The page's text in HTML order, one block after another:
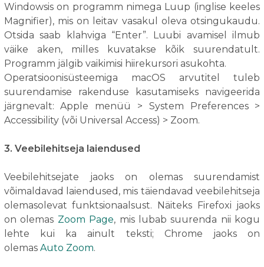
Windowsis on programm nimega Luup (inglise keeles
Magnifier), mis on leitav vasakul oleva otsingukaudu.
Otsida saab klahviga “Enter”. Luubi avamisel ilmub
väike aken, milles kuvatakse kõik suurendatult.
Programm jälgib vaikimisi hiirekursori asukohta.
Operatsioonisüsteemiga macOS arvutitel tuleb
suurendamise rakenduse kasutamiseks navigeerida
järgnevalt: Apple menüü > System Preferences >
Accessibility (või Universal Access) > Zoom.
3. Veebilehitseja laiendused
Veebilehitsejate jaoks on olemas suurendamist
võimaldavad laiendused, mis täiendavad veebilehitseja
olemasolevat funktsionaalsust. Näiteks Firefoxi jaoks
on olemas Zoom Page, mis lubab suurenda nii kogu
lehte kui ka ainult teksti; Chrome jaoks on
olemas Auto Zoom.